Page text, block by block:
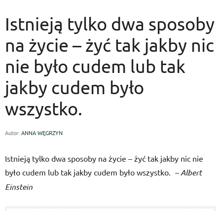
Istnieją tylko dwa sposoby
na życie – żyć tak jakby nic
nie było cudem lub tak
jakby cudem było
wszystko.
Autor: ANNA WĘGRZYN
Istnieją tylko dwa sposoby na życie – żyć tak jakby nic nie
było cudem lub tak jakby cudem było wszystko. – Albert
Einstein